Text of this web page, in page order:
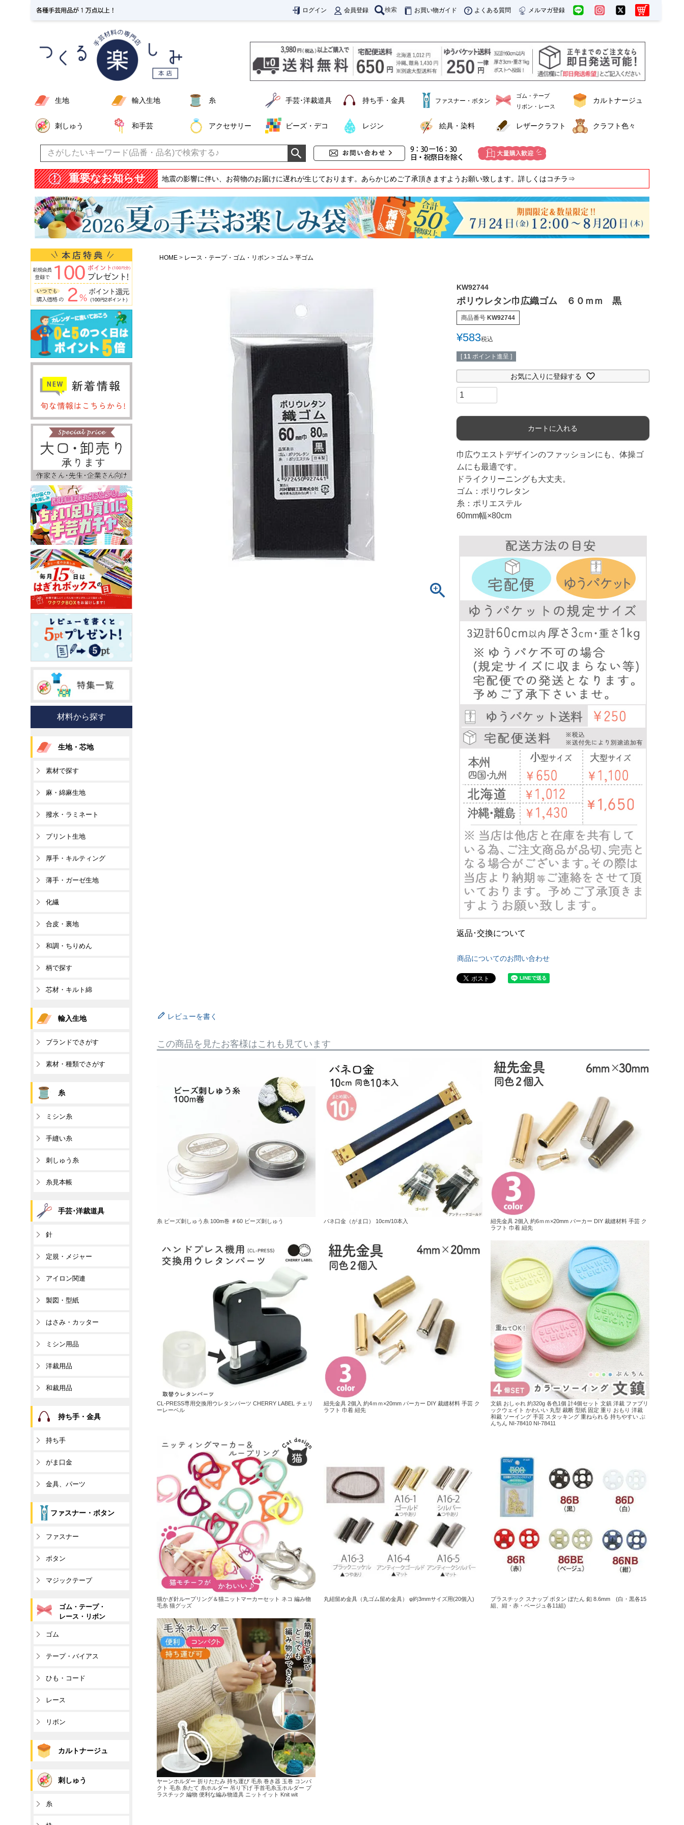
ログイン 会員登録 検索 お買い物ガイド よくある質問 メルマガ登録
生地 輸入生地 糸 手芸･洋裁道具 持ち手・金具 ファスナー・ボタン
ゴム・テープ
リボン・レース
カルトナージュ
刺しゅう 和手芸 アクセサリー ビーズ・デコ レジン 絵具・染料 レザークラフト クラフト色々
重要なお知らせ 地震の影響に伴い、お荷物のお届けに遅れが生じております。あらかじめご了承頂きますようお願い致します。詳しくはコチラ⇒
HOME レース・テープ・ゴム・リボン ゴム 平ゴム
KW92744
ポリウレタン巾広織ゴム ６０ｍｍ 黒
商品番号 KW92744
¥583税込
[ 11 ポイント進呈 ]
お気に入りに登録する
カートに入れる
巾広ウエストデザインのファッションにも、体操ゴ
ムにも最適です。
ドライクリーニングも大丈夫。
ゴム：ポリウレタン
糸：ポリエステル
60mm幅×80cm
返品･交換について
商品についてのお問い合わせ
レビューを書く
この商品を見たお客様はこれも見ています
糸 ビーズ刺しゅう糸 100m巻 ＃60 ビーズ刺しゅう バネ口金（がま口） 10cm/10本入
紐先金具 2個入 約6ｍｍ×20mm パーカー DIY 裁縫材料 手芸 ク
ラフト 巾着 紐先
CL-PRESS専用交換用ウレタンパーツ CHERRY LABEL チェリ
ーレーベル
紐先金具 2個入 約4ｍｍ×20mm パーカー DIY 裁縫材料 手芸 ク
ラフト 巾着 紐先
文鎮 おしゃれ 約320g 各色1個 計4個セット 文鎮 洋裁 ファブリ
ックウェイト かわいい 丸型 裁断 型紙 固定 重り おもり 洋裁
和裁 ソーイング 手芸 スタッキング 重ねられる 持ちやすい ぶ
んちん NI-78410 NI-78411
猫かぎ針ループリング＆猫ニットマーカーセット ネコ 編み物
毛糸 猫グッズ
丸紐留め金具（丸ゴム留め金具） φ約3mmサイズ用(20個入)
プラスチック スナップ ボタン ぼたん 釦 8.6mm (白・黒各15
組、紺・赤・ベージュ各11組)
ヤーンホルダー 折りたたみ 持ち運び 毛糸 巻き器 玉巻 コンパ
クト 毛糸 糸たて 糸ホルダー 吊り下げ 手首毛糸玉ホルダー プ
ラスチック 編物 便利な編み物道具 ニットイット Knit wit
材料から探す
生地・芯地
素材で探す
麻・綿麻生地
撥水・ラミネート
プリント生地
厚手・キルティング
薄手・ガーゼ生地
化繊
合皮・裏地
和調・ちりめん
柄で探す
芯材・キルト綿
輸入生地
ブランドでさがす
素材・種類でさがす
糸
ミシン糸
手縫い糸
刺しゅう糸
糸見本帳
手芸･洋裁道具
針
定規・メジャー
アイロン関連
製図・型紙
はさみ・カッター
ミシン用品
洋裁用品
和裁用品
持ち手・金具
持ち手
がま口金
金具、パーツ
ファスナー・ボタン
ファスナー
ボタン
マジックテープ
ゴム・テープ・
レース・リボン
ゴム
テープ・バイアス
ひも・コード
レース
リボン
カルトナージュ
刺しゅう
糸